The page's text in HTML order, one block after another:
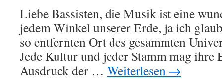
Liebe Bassisten, die Musik ist eine
jedem Winkel unserer Erde, ja ich
so entfernten Ort des gesammten
Jede Kultur und jeder Stamm mag ihre
Ausdruck der … Weiterlesen →